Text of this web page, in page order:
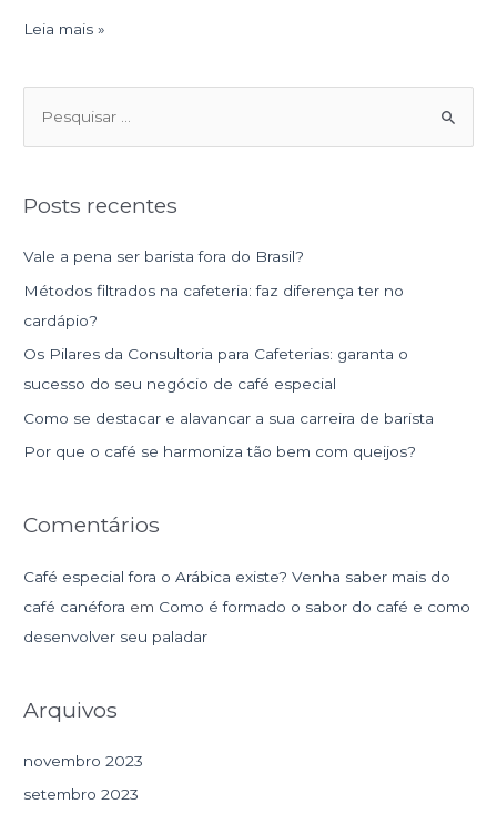
Leia mais »
e
q
s
a
r
p
o
r
Posts recentes
Vale a pena ser barista fora do Brasil?
Métodos filtrados na cafeteria: faz diferença ter no
cardápio?
Os Pilares da Consultoria para Cafeterias: garanta o
sucesso do seu negócio de café especial
Como se destacar e alavancar a sua carreira de barista
Por que o café se harmoniza tão bem com queijos?
Comentários
Café especial fora o Arábica existe? Venha saber mais do
café canéfora em Como é formado o sabor do café e como
desenvolver seu paladar
Arquivos
novembro 2023
setembro 2023